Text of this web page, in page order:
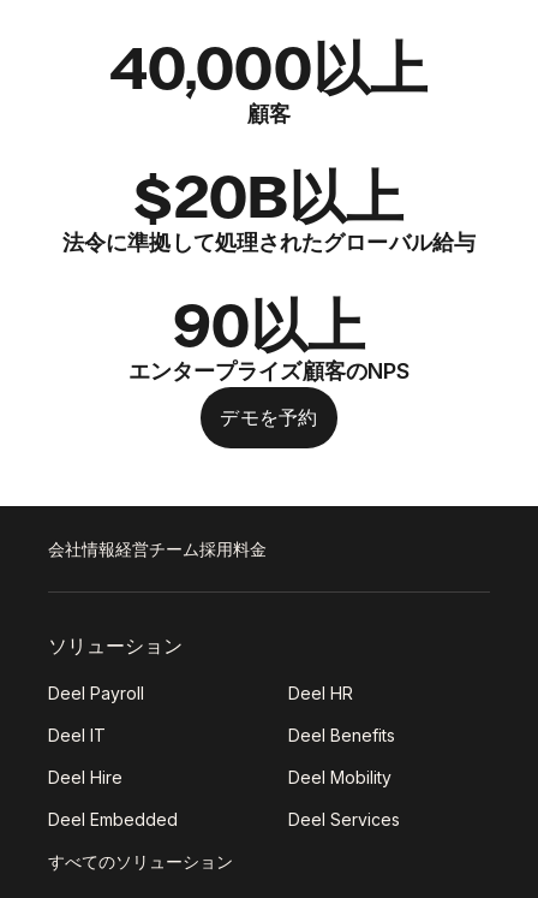
40,000以上
顧客
$20B以上
法令に準拠して処理されたグローバル給与
90以上
エンタープライズ顧客のNPS
デモを予約
会社情報経営チーム採用料金
ソリューション
Deel Payroll Deel HR
Deel IT Deel Benefits
Deel Hire Deel Mobility
Deel Embedded Deel Services
すべてのソリューション